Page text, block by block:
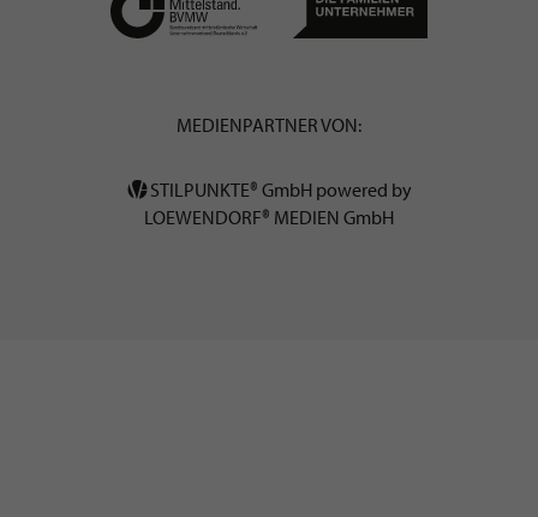
MEDIENPARTNER VON:
STILPUNKTE® GmbH powered by
LOEWENDORF® MEDIEN GmbH